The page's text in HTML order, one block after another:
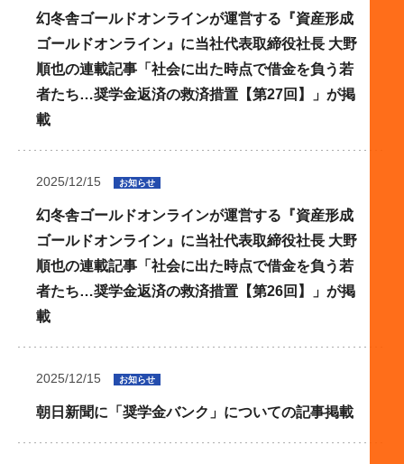
幻冬舎ゴールドオンラインが運営する『資産形成
ゴールドオンライン』に当社代表取締役社長 大野
順也の連載記事「社会に出た時点で借金を負う若
者たち…奨学金返済の救済措置【第27回】」が掲
載
2025/12/15 お知らせ
幻冬舎ゴールドオンラインが運営する『資産形成
ゴールドオンライン』に当社代表取締役社長 大野
順也の連載記事「社会に出た時点で借金を負う若
者たち…奨学金返済の救済措置【第26回】」が掲
載
2025/12/15 お知らせ
朝日新聞に「奨学金バンク」についての記事掲載